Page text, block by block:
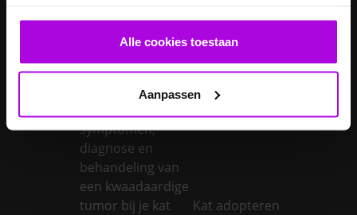
Alle cookies toestaan
Aanpassen
Je konijn laten
castreren
Je konijn laten
steriliseren
Je konijnen
symptomen,
diagnose en
behandeling van
een kwaadaardige
tumor bij je kat
Kat adopteren